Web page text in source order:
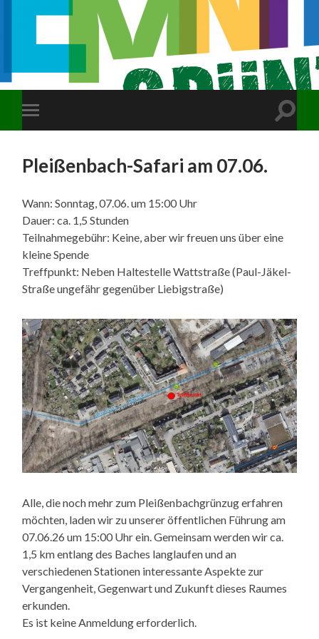
Mobile-
Menü
Pleißenbach-Safari am 07.06.
Wann: Sonntag, 07.06. um 15:00 Uhr
Dauer: ca. 1,5 Stunden
Teilnahmegebühr: Keine, aber wir freuen uns über eine
kleine Spende
Treffpunkt: Neben Haltestelle Wattstraße (Paul-Jäkel-
Straße ungefähr gegenüber Liebigstraße)
Alle, die noch mehr zum Pleißenbachgrünzug erfahren
möchten, laden wir zu unserer öffentlichen Führung am
07.06.26 um 15:00 Uhr ein. Gemeinsam werden wir ca.
1,5 km entlang des Baches langlaufen und an
verschiedenen Stationen interessante Aspekte zur
Vergangenheit, Gegenwart und Zukunft dieses Raumes
erkunden.
Es ist keine Anmeldung erforderlich.